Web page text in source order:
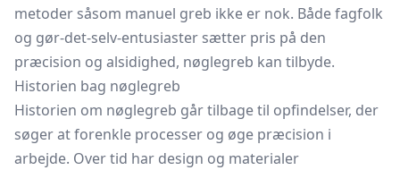
metoder såsom manuel greb ikke er nok. Både fagfolk
og gør-det-selv-entusiaster sætter pris på den
præcision og alsidighed, nøglegreb kan tilbyde.
Historien bag nøglegreb
Historien om nøglegreb går tilbage til opfindelser, der
søger at forenkle processer og øge præcision i
arbejde. Over tid har design og materialer